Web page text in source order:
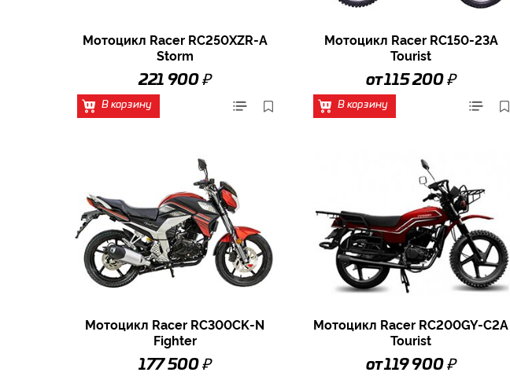
Мотоцикл Racer RC250XZR-A
Storm
221 900 ₽
В корзину
Мотоцикл Racer RC150-23A
Tourist
от 115 200 ₽
В корзину
Мотоцикл Racer RC300CK-N
Fighter
177 500 ₽
Мотоцикл Racer RC200GY-C2A
Tourist
от 119 900 ₽